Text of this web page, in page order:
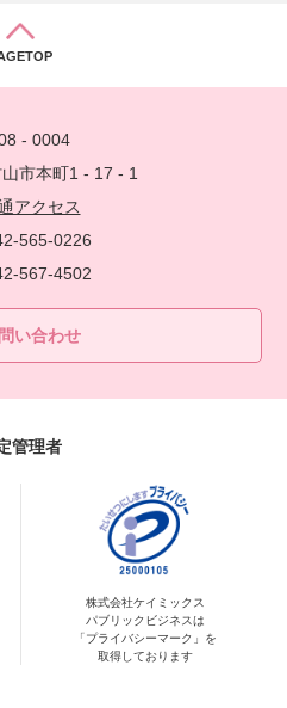
- 0004
市本町1 - 17 - 1
アクセス
565-0226
567-4502
い合わせ
管理者
株式会社ケイミックス
パブリックビジネスは
「プライバシーマーク」を
取得しております